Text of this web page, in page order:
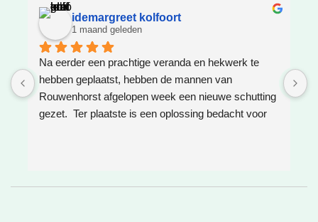
idemargreet kolfoort
1 maand geleden
Na eerder een prachtige veranda en hekwerk te
hebben geplaatst, hebben de mannen van
Rouwenhorst afgelopen week een nieuwe schutting
gezet.  Ter plaatste is een oplossing bedacht voor